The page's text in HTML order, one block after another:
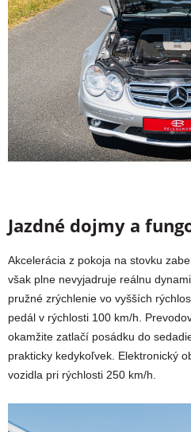
Jazdné dojmy a
Akcelerácia z pokoja na stovku
však plne nevyjadruje reálnu
pružné zrýchlenie vo vyšších
pedál v rýchlosti 100 km/h.
okamžite zatlačí posádku do
prakticky kedykoľvek. Elektronický
vozidla pri rýchlosti 250 km/h.